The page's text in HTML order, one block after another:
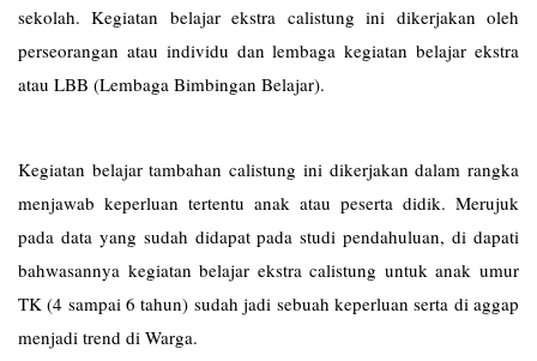
sekolah. Kegiatan belajar ekstra calistung ini dikerjakan oleh
perseorangan atau individu dan lembaga kegiatan belajar ekstra
atau LBB (Lembaga Bimbingan Belajar).
Kegiatan belajar tambahan calistung ini dikerjakan dalam rangka
menjawab keperluan tertentu anak atau peserta didik. Merujuk
pada data yang sudah didapat pada studi pendahuluan, di dapati
bahwasannya kegiatan belajar ekstra calistung untuk anak umur
TK (4 sampai 6 tahun) sudah jadi sebuah keperluan serta di aggap
menjadi trend di Warga.